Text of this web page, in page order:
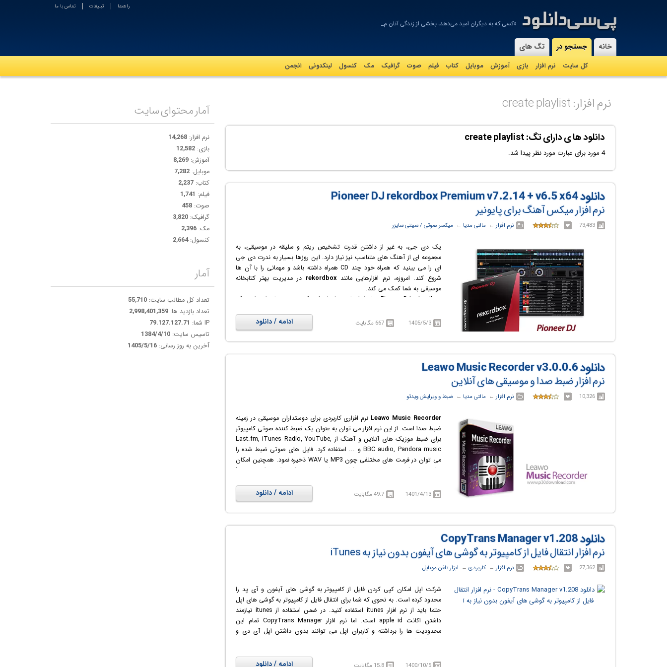
-
«کسی که به دیگران امید می‌دهد، بخشی از زندگی آنان می‌شو
راهنما تبلیغات تماس با ما
خانه جستجو در
کل سایت نرم افزار بازی آموزش موبايل کتاب فیلم صوت گرافيک مک کنسول لینکدونی انجمن
تگ های
نرم افزار: create playlist
دانلود ها ی دارای تگ: create playlist
4 مورد برای عبارت مورد نظر پیدا شد.
دانلود Pioneer DJ rekordbox Premium v7.2.14 + v6.5 x64
نرم افزار میکس آهنگ برای پایونیر
73,483 نرم افزار ← ‏ مالتی مدیا ← ‏ میکسر صوتی / سینتی سایزر
یک دی جی، به غیر از داشتن قدرت تشخیص ریتم و سلیقه در موسیقی، به
مجموعه ای از آهنگ های متناسب نیز نیاز دارد. این روزها بسیار به ندرت دی جی
ای را می بینید که همراه خود چند CD همراه داشته باشد و مهمانی را با آن ها
شروع کند. امروزه، نرم افزارهایی مانندrekordbox در مدیریت بهتر کتابخانه
موسیقی به شما کمک می کند.
Pioneer DJ rekordbox تمام ابزارهای حرفه ای که یک دی‌جی‌ نیاز دارد را در یک
العاده ای دارد، بسیاری از دی‌جی‌ ها برای میکس و تدوین کارهای خود از این نرم
افزار استفاده می کنند. با استفاده از آن شما می توانید لیست های پخش را قبل از
نمایش ایجاد کنید و در حین انجام آن، آهنگ ها بر اساس BPM، ژانر، رتبه بندی
شخصی و ... مرتب کنید.
شده است و از همه دستگاه های جدید و محبوب پشتیبانی می کند.
1405/5/3 667 مگابایت ادامه / دانلود
دانلود Leawo Music Recorder v3.0.0.6
نرم افزار ضبط صدا و موسیقی های آنلاین
10,326 نرم افزار ← ‏ مالتی مدیا ← ‏ ضبط و ویرایش ویدئو
Leawo Music Recorder نرم افزاری کاربردی برای دوستداران موسیقی در زمینه
ضبط صدا است. از این نرم افزار می توان به عنوان یک ضبط کننده صوتی کامپیوتر
برای ضبط موزیک های آنلاین و آهنگ از Last.fm, iTunes Radio, YouTube,
BBC audio, Pandora music و ... استفاده کرد. فایل های صوتی ضبط شده را
می توان در فرمت های مختلفی چون MP3 یا WAV ذخیره نمود. همچنین امکان
زمان بندی شروع و مدت زمان عملیات ضبط نیز وجود دارد. علاوه براین Leawo
صورت دستی و از طریق ویرایشگر داخلی خود به آهنگ های ضبط شده اضافه
1401/4/13 49.7 مگابایت ادامه / دانلود
دانلود CopyTrans Manager v1.208
نرم افزار انتقال فایل از کامپیوتر به گوشی های آیفون بدون نیاز به iTunes
27,362 نرم افزار ← ‏ کاربردی ← ‏ ابزار تلفن موبایل
شرکت اپل امکان کپی کردن فایل از کامپیوتر به گوشی های آیفون و آی پد را
محدود کرده است. به نحوی که شما برای انتقال فایل از کامپیوتر به گوشی های اپل
حتما باید از نرم افزار itunes استفاده کنید. در ضمن استفاده از itunes نیازمند
داشتن اکانت apple id است. اما نرم افزار CopyTrans Manager تمام این
محدودیت ها را برداشته و کاربران اپل می توانند بدون داشتن اپل آی دی و
itunes فایل های خود را منتقل کنند.
به شما اجازه می دهد تمام فایل های ویدئویی و صوتی خود را تنها با کشیدن و
ادامه / دانلود
آمار محتوای سایت
نرم افزار: 14,268
بازی: 12,582
آموزش: 8,269
موبایل: 7,282
کتاب: 2,237
فیلم: 1,741
صوت: 458
گرافیک: 3,820
مک: 2,396
کنسول:2,664
آمار
تعداد کل مطالب سایت: 55,710
تعداد بازدید ها: 2,998,401,359
IP شما:
79.127.127.71
تاسیس سایت: 1384/4/10
آخرین به روز رسانی: 1405/5/16